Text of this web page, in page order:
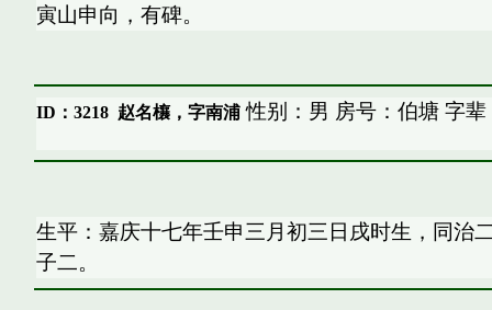
寅山申向，有碑。
ID：3218 赵名欀，字南浦性别：男 房号：伯塘 字辈
生平：嘉庆十七年壬申三月初三日戌时生，同治
子二。